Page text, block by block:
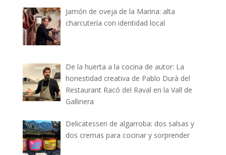
Jamón de oveja de la Marina: alta
charcutería con identidad local
De la huerta a la cocina de autor: La
honestidad creativa de Pablo Durà del
Restaurant Racó del Raval en la Vall de
Gallinera
Delicatessen de algarroba: dos salsas y
dos cremas para cocinar y sorprender